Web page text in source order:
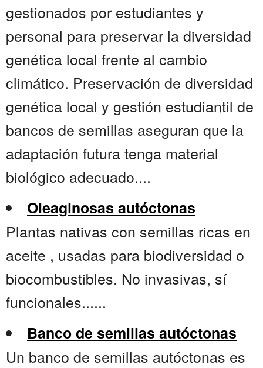
gestionados por estudiantes y
personal para preservar la diversidad
genética local frente al cambio
climático. Preservación de diversidad
genética local y gestión estudiantil de
bancos de semillas aseguran que la
adaptación futura tenga material
biológico adecuado....
Oleaginosas autóctonas
Plantas nativas con semillas ricas en
aceite , usadas para biodiversidad o
biocombustibles. No invasivas, sí
funcionales......
Banco de semillas autóctonas
Un banco de semillas autóctonas es